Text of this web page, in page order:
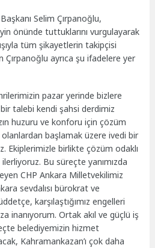
Selim Çırpanoğlu,
önünde tuttuklarını vurgulayarak
tüm şikayetlerin takipçisi
Çırpanoğlu ayrıca şu ifadelere yer
pazar yerinde bizlere
talebi kendi şahsi derdimiz
huzuru ve konforu için çözüm
başlamak üzere ivedi bir
Ekiplerimizle birlikte çözüm odaklı
Bu süreçte yanımızda
CHP Ankara Milletvekilimiz
sevdalısı bürokrat ve
karşılaştığımız engelleri
inanıyorum. Ortak akıl ve güçlü iş
belediyemizin hizmet
Kahramankazan’ı çok daha